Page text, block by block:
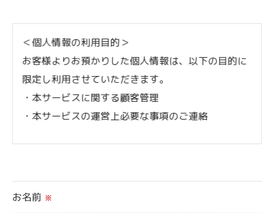
＜個人情報の利用目的＞
お客様よりお預かりした個人情報は、以下の目的に
限定し利用させていただきます。
・本サービスに関する顧客管理
・本サービスの運営上必要な事項のご連絡
られた場合を除き、
お名前 ※